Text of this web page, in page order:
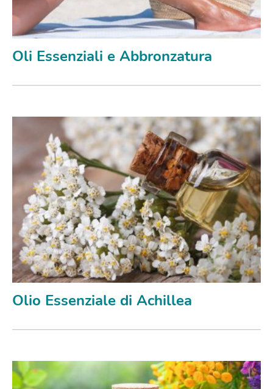
Oli Essenziali e Abbronzatura
Olio Essenziale di Achillea